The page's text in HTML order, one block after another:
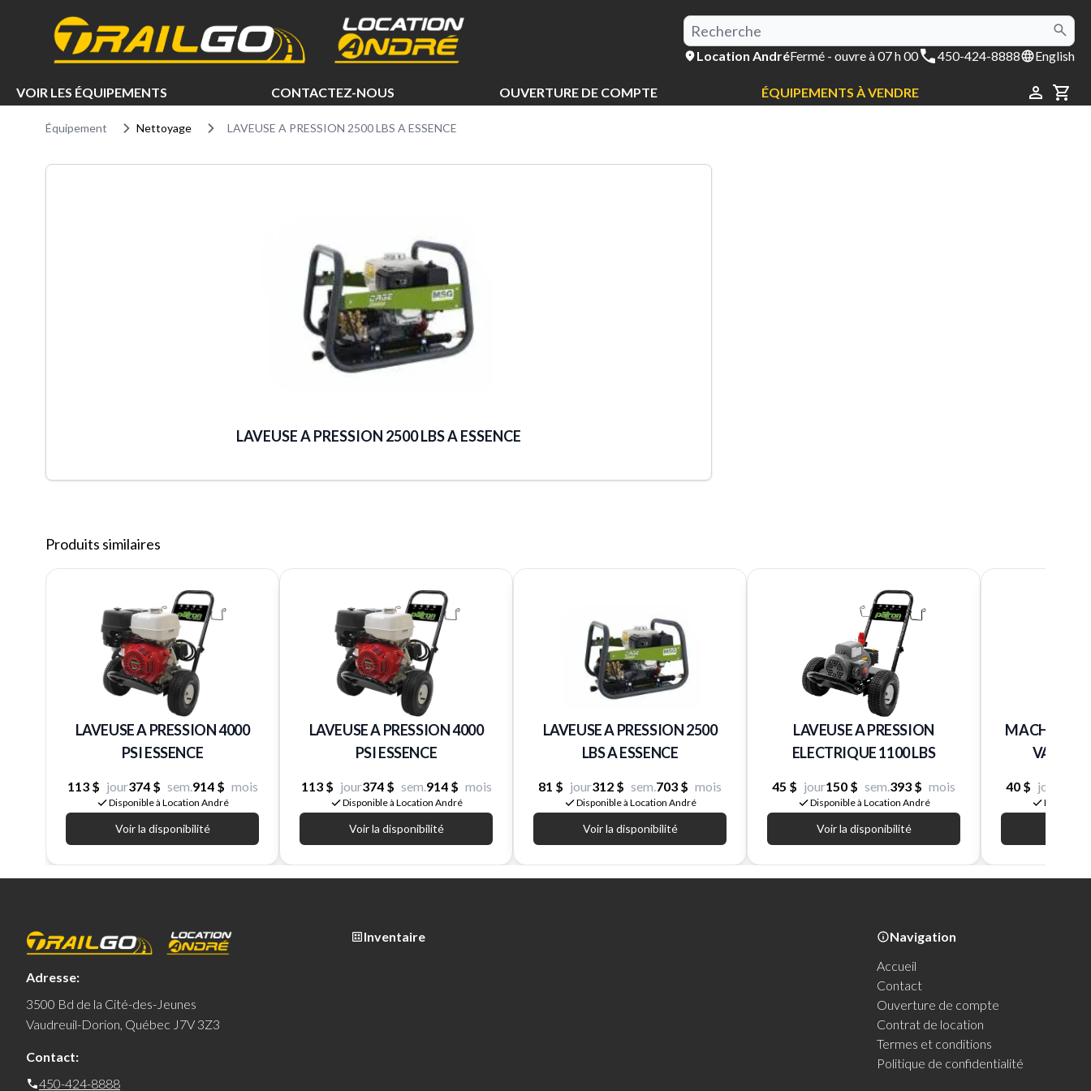
Location AndréFermé - ouvre à 07 h 00 450-424-8888 English
VOIR LES ÉQUIPEMENTS CONTACTEZ-NOUS OUVERTURE DE COMPTE ÉQUIPEMENTS À VENDRE
Équipement Nettoyage LAVEUSE A PRESSION 2500 LBS A ESSENCE
LAVEUSE A PRESSION 2500 LBS A ESSENCE
Produits similaires
LAVEUSE A PRESSION 4000
PSI ESSENCE
113 $ jour374 $ sem.914 $ mois
Disponible à Location André
Voir la disponibilité
LAVEUSE A PRESSION 4000
PSI ESSENCE
113 $ jour374 $ sem.914 $ mois
Disponible à Location André
Voir la disponibilité
LAVEUSE A PRESSION 2500
LBS A ESSENCE
81 $ jour312 $ sem.703 $ mois
Disponible à Location André
Voir la disponibilité
LAVEUSE A PRESSION
ELECTRIQUE 1100 LBS
45 $ jour150 $ sem.393 $ mois
Disponible à Location André
Voir la disponibilité
MACHINE
VAPEUR
40 $ jour
Adresse:
3500 Bd de la Cité-des-Jeunes
Vaudreuil-Dorion, Québec J7V 3Z3
Contact:
450-424-8888
Inventaire
Navigation
Accueil
Contact
Ouverture de compte
Contrat de location
Termes et conditions
Politique de confidentialité